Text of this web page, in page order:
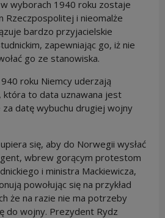
w wyborach 1940 roku zostaje
Rzeczpospolitej i nieomalże
bardzo przyjacielskie
zapewniając go, iż nie
go ze stanowiska.
roku Niemcy uderzają
która to data uznawana jest
datę wybuchu drugiej wojny
się, aby do Norwegii wysłać
wbrew gorącym protestom
i ministra Mackiewicza,
powołując się na przykład
że na razie nie ma potrzeby
do wojny. Prezydent Rydz